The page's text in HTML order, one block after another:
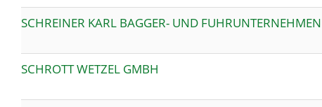
SCHREINER KARL BAGGER- UND FUHRUNTERNEHMEN
SCHROTT WETZEL GMBH